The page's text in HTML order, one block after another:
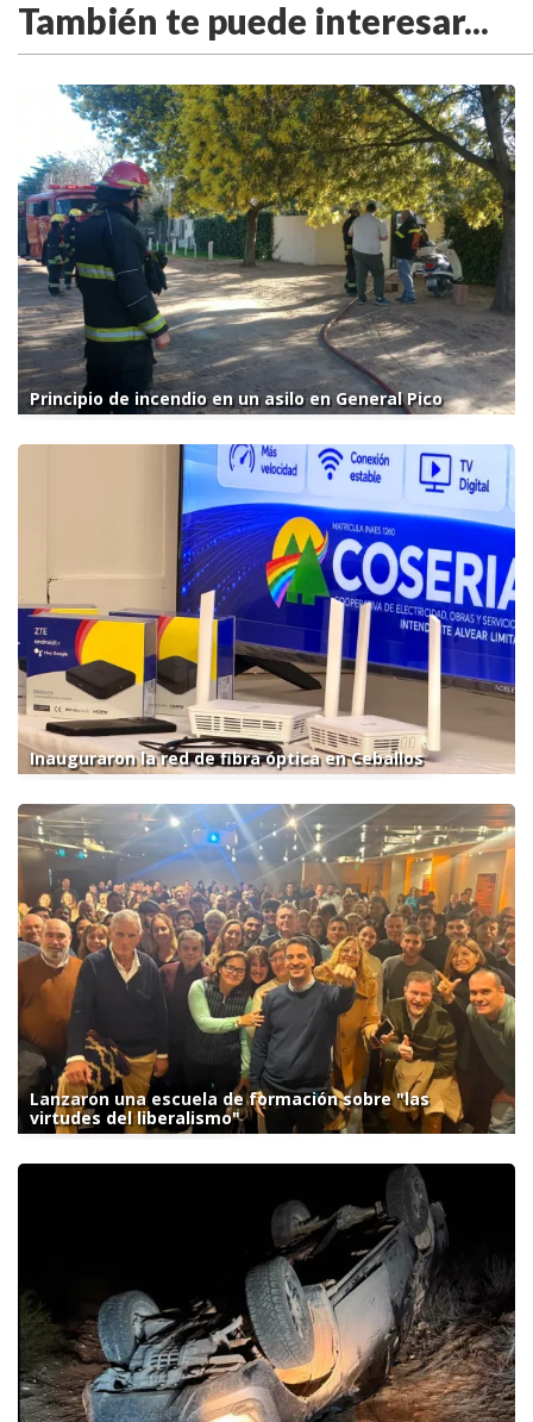
También te puede interesar...
Principio de incendio en un asilo en General Pico
Inauguraron la red de fibra óptica en Ceballos
Lanzaron una escuela de formación sobre "las
virtudes del liberalismo"